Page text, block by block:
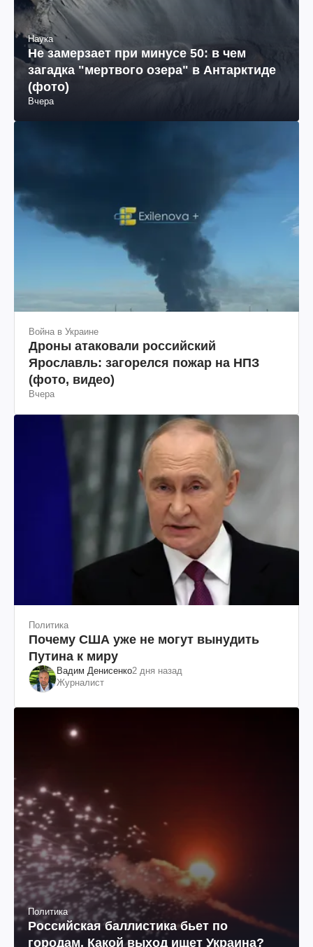
Наука
Не замерзает при минусе 50: в чем
загадка "мертвого озера" в Антарктиде
(фото)
Вчера
Война в Украине
Дроны атаковали российский
Ярославль: загорелся пожар на НПЗ
(фото, видео)
Вчера
Политика
Почему США уже не могут вынудить
Путина к миру
Вадим Денисенко2 дня назад
Журналист
Политика
Российская баллистика бьет по
городам. Какой выход ищет Украина?